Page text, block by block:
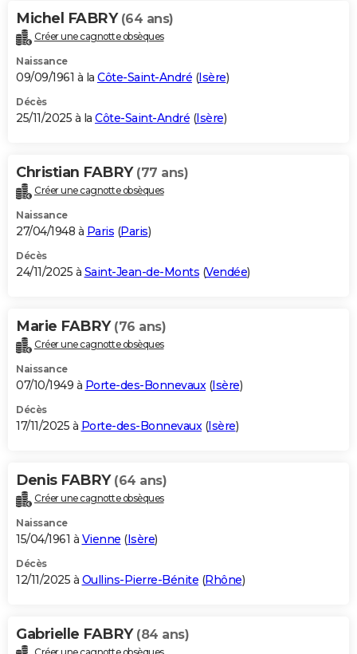
Michel FABRY (64 ans)
Créer une cagnotte obsèques
Naissance
09/09/1961 à la Côte-Saint-André (Isère)
Décès
25/11/2025 à la Côte-Saint-André (Isère)
Christian FABRY (77 ans)
Créer une cagnotte obsèques
Naissance
27/04/1948 à Paris (Paris)
Décès
24/11/2025 à Saint-Jean-de-Monts (Vendée)
Marie FABRY (76 ans)
Créer une cagnotte obsèques
Naissance
07/10/1949 à Porte-des-Bonnevaux(Isère)
Décès
17/11/2025 à Porte-des-Bonnevaux(Isère)
Denis FABRY (64 ans)
Créer une cagnotte obsèques
Naissance
15/04/1961 à Vienne (Isère)
Décès
12/11/2025 à Oullins-Pierre-Bénite (Rhône)
Gabrielle FABRY (84 ans)